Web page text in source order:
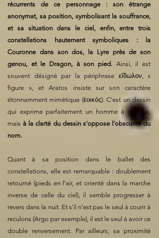
récurrents de ce personnage : son étrange
anonymat, sa position, symbolisant la souffrance,
et sa situation dans le ciel, enfin, entre trois
constellations hautement symboliques : la
Couronne dans son dos, la Lyre près de son
genou, et le Dragon, à son pied. Ainsi, il est
souvent désigné par la périphrase εἴδωλον, «
figure », et Aratos insiste sur son caractère
étonnamment mimétique (ἐοικὸς). C’est un dessin
qui exprime parfaitement un homme à genoux,
maisà la clarté du dessin s’oppose l’obscurité du
nom.
Quant à sa position dans le ballet des
constellations, elle est remarquable : doublement
retourné (pieds en l’air, et orienté dans la marche
inverse de celle du ciel), il semble progresser à
revers dans la nuit. Et s’il n’est pas le seul à courir à
reculons (Argo par exemple), il est le seul à avoir ce
double renversement. Par ailleurs, sa proximité